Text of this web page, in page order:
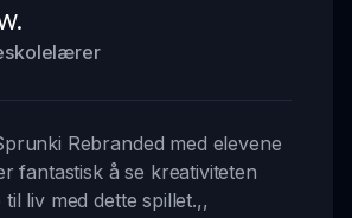
Rebranded med elevene
fantastisk å se kreativiteten
liv med dette spillet.,,